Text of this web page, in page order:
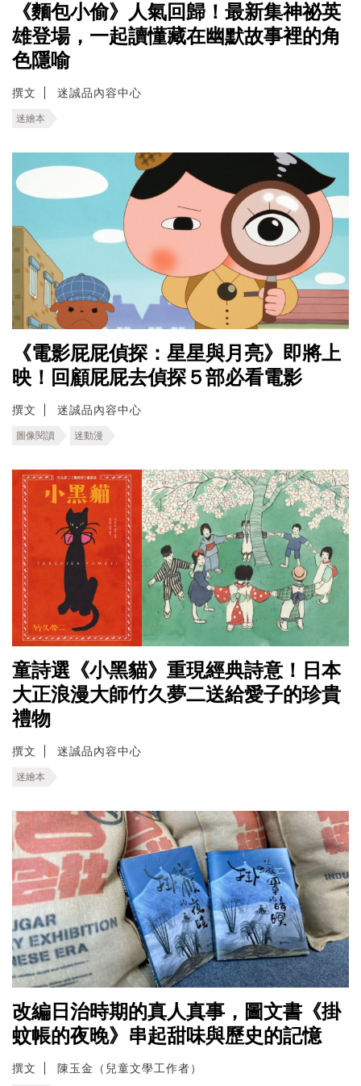
《麵包小偷》人氣回歸！最新集神祕英
雄登場，一起讀懂藏在幽默故事裡的角
色隱喻
撰文 迷誠品內容中心
迷繪本
《電影屁屁偵探：星星與月亮》即將上
映！回顧屁屁去偵探５部必看電影
撰文 迷誠品內容中心
圖像閱讀 迷動漫
童詩選《小黑貓》重現經典詩意！日本
大正浪漫大師竹久夢二送給愛子的珍貴
禮物
撰文 迷誠品內容中心
迷繪本
改編日治時期的真人真事，圖文書《掛
蚊帳的夜晚》串起甜味與歷史的記憶
撰文 陳玉金（兒童文學工作者）